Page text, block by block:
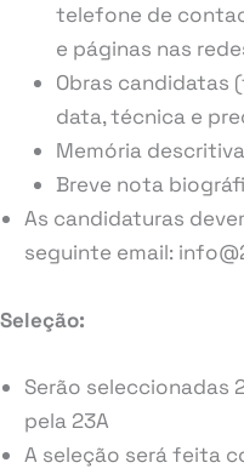
telefone de
e páginas nas
Obras candidatas
data, técnica e
Memória
Breve nota
As candidaturas
seguinte email:
Seleção:
Serão seleccionadas
pela 23A
A seleção será feita